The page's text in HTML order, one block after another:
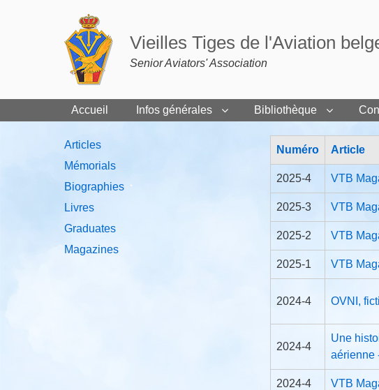
Vieilles Tiges de l'Aviation
Senior Aviators' Association
Accueil Infos générales Bibliothèque
Numéro Article
2025-4 VTB
2025-3 VTB
2025-2 VTB
2025-1 VTB
2024-4 OVNI,
2024-4
Une
aérienne
2024-4 VTB
Bibliothèque
Articles
Mémorials
Biographies
Livres
Graduates
Magazines